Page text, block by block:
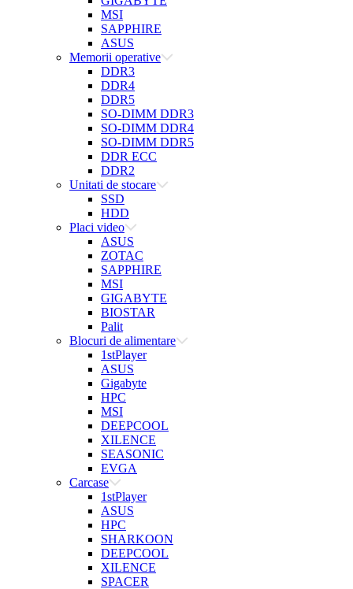
MSI
SAPPHIRE
ASUS
Memorii operative
DDR3
DDR4
DDR5
SO-DIMM DDR3
SO-DIMM DDR4
SO-DIMM DDR5
DDR ECC
DDR2
Unitati de stocare
SSD
HDD
Placi video
ASUS
ZOTAC
SAPPHIRE
MSI
GIGABYTE
BIOSTAR
Palit
Blocuri de alimentare
1stPlayer
ASUS
Gigabyte
HPC
MSI
DEEPCOOL
XILENCE
SEASONIC
EVGA
Carcase
1stPlayer
ASUS
HPC
SHARKOON
DEEPCOOL
XILENCE
SPACER